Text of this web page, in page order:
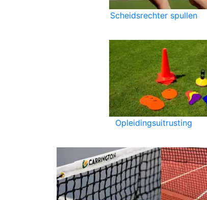
Scheidsrechter spullen
Opleidingsuitrusting